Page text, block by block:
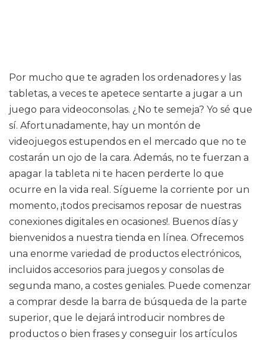
Por mucho que te agraden los ordenadores y las
tabletas, a veces te apetece sentarte a jugar a un
juego para videoconsolas. ¿No te semeja? Yo sé que
sí. Afortunadamente, hay un montón de
videojuegos estupendos en el mercado que no te
costarán un ojo de la cara. Además, no te fuerzan a
apagar la tableta ni te hacen perderte lo que
ocurre en la vida real. Sígueme la corriente por un
momento, ¡todos precisamos reposar de nuestras
conexiones digitales en ocasiones!. Buenos días y
bienvenidos a nuestra tienda en línea. Ofrecemos
una enorme variedad de productos electrónicos,
incluidos accesorios para juegos y consolas de
segunda mano, a costes geniales. Puede comenzar
a comprar desde la barra de búsqueda de la parte
superior, que le dejará introducir nombres de
productos o bien frases y conseguir los artículos